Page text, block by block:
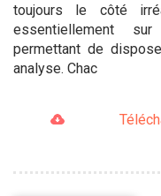
toujours le côté
essentiellement
permettant de
analyse. Chac